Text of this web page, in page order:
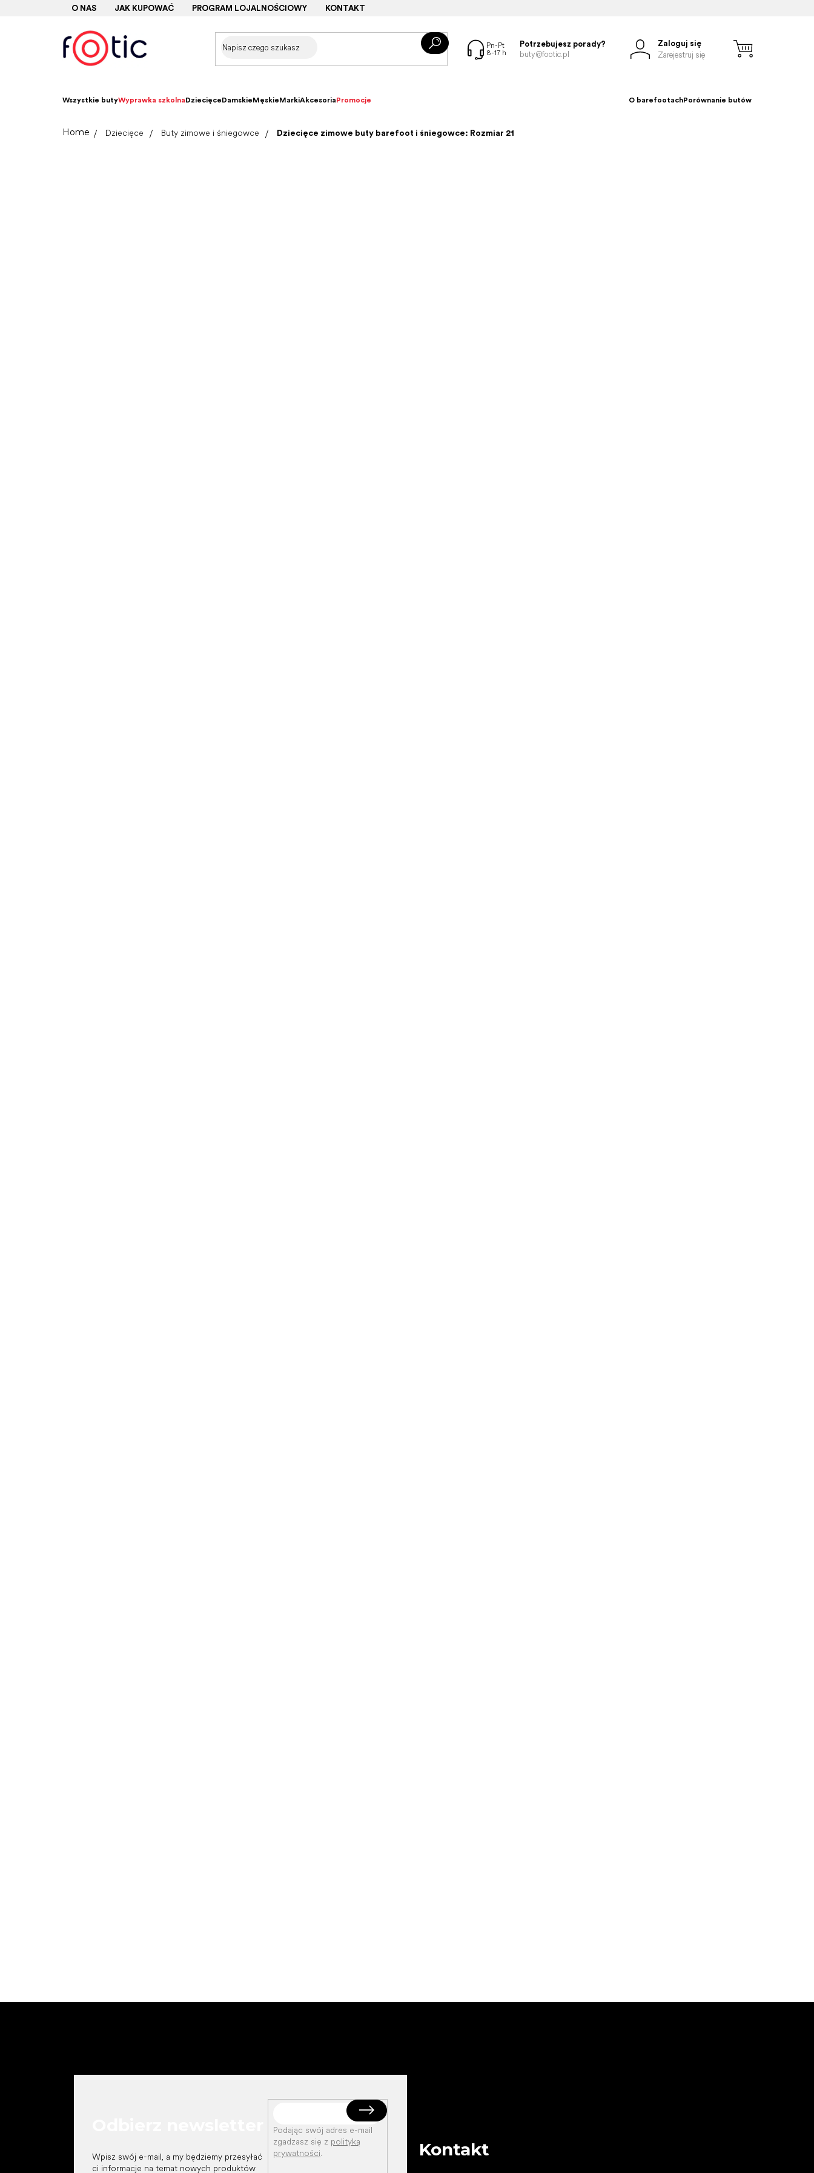
O NAS JAK KUPOWAĆ PROGRAM LOJALNOŚCIOWY KONTAKT
Potrzebujesz porady?
buty@footic.pl
Zaloguj się
Zarejestruj się
Wszystkie butyWyprawka szkolnaDziecięceDamskieMęskieMarkiAkcesoriaPromocje O barefootachPorównanie butów
HomeDziecięce Buty zimowe i śniegowce Dziecięce zimowe buty barefoot i śniegowce: Rozmiar 21
Wpisz swój e-mail, a my będziemy przesyłać
ci informacje na temat nowych produktów
Podając swój adres e-mail
zgadzasz się z polityką
prywatności. Kontakt